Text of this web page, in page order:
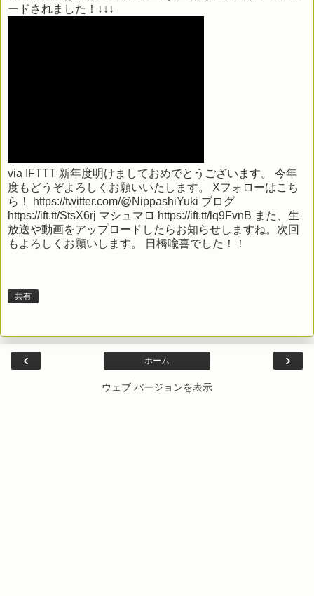
ードされました！↓↓↓
via IFTTT 新年度明けましておめでとうございます。 今年
度もどうぞよろしくお願いいたします。 Xフォローはこち
ら！ https://twitter.com/@NippashiYuki ブログ
https://ift.tt/StsX6rj マシュマロ https://ift.tt/lq9FvnB また、生
放送や動画をアップロードしたらお知らせしますね。次回
もよろしくお願いします。 日橋喩喜でした！！
共有
‹ ›
ホーム
ウェブ バージョンを表示